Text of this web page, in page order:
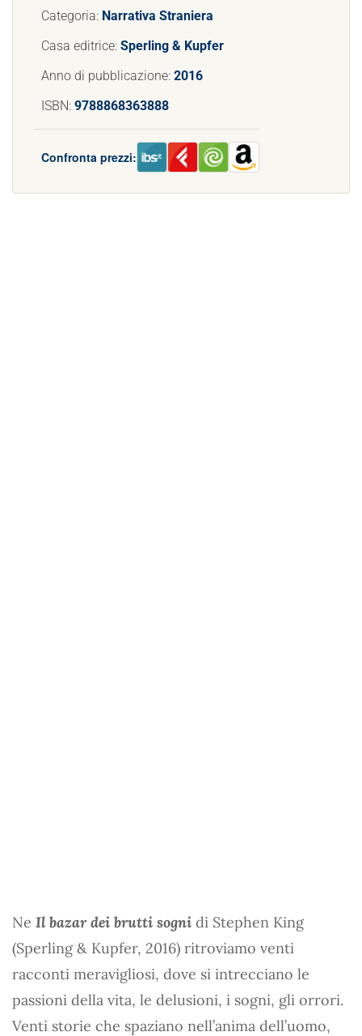
Categoria: Narrativa Straniera
Casa editrice: Sperling & Kupfer
Anno di pubblicazione: 2016
ISBN: 9788868363888
Confronta prezzi:
Ne Il bazar dei brutti sogni di Stephen King
(Sperling & Kupfer, 2016) ritroviamo venti
racconti meravigliosi, dove si intrecciano le
passioni della vita, le delusioni, i sogni, gli orrori.
Venti storie che spaziano nell’anima dell’uomo,